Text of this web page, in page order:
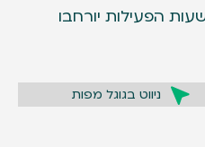
ה: 08:00-15:00 שעות הפעילות יורחבו
ניווט בגוגל מפות